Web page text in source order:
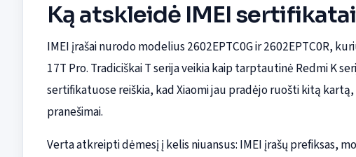
Ką atskleidė IMEI
IMEI įrašai nurodo modelius 2602EPTC0G ir 2602EPTC0R,
17T Pro. Tradiciškai T serija veikia kaip tarptautinė Redmi K
sertifikatuose reiškia, kad Xiaomi jau pradėjo ruošti kitą
pranešimai.
Verta atkreipti dėmesį į kelis niuansus: IMEI įrašų prefiksas,